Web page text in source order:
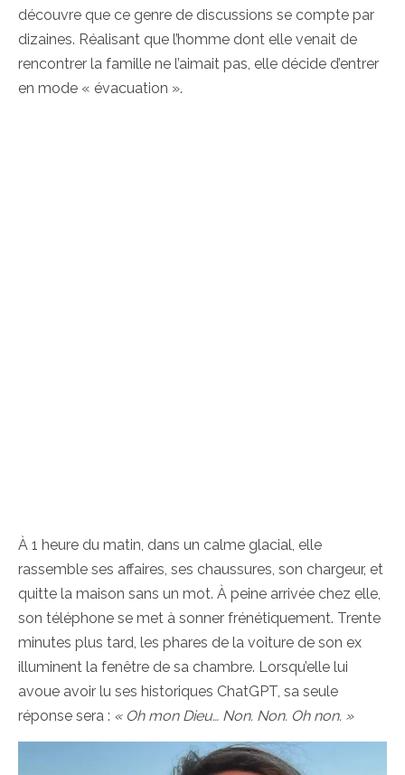
découvre que ce genre de discussions se compte par
dizaines. Réalisant que l’homme dont elle venait de
rencontrer la famille ne l’aimait pas, elle décide d’entrer
en mode « évacuation ».
À 1 heure du matin, dans un calme glacial, elle
rassemble ses affaires, ses chaussures, son chargeur, et
quitte la maison sans un mot. À peine arrivée chez elle,
son téléphone se met à sonner frénétiquement. Trente
minutes plus tard, les phares de la voiture de son ex
illuminent la fenêtre de sa chambre. Lorsqu’elle lui
avoue avoir lu ses historiques ChatGPT, sa seule
réponse sera : « Oh mon Dieu… Non. Non. Oh non. »